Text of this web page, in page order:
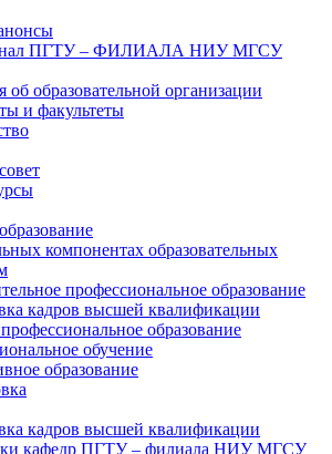
ПГТУ – ФИЛИАЛА НИУ МГСУ
об образовательной организации
и факультеты
компонентах образовательных
профессиональное образование
кадров высшей квалификации
образование
обучение
образование
кадров высшей квалификации
кафедр ПГТУ – филиала НИУ МГСУ